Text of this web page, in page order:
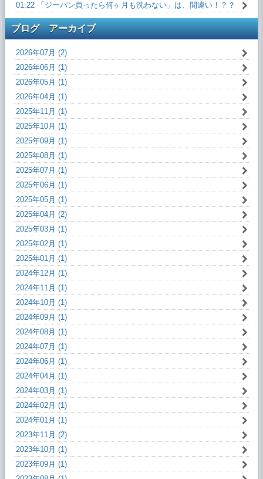
01.22 「ジーパン買ったら何ヶ月も洗わない」は、間違い！？？
ブログ アーカイブ
2026年07月 (2)
2026年06月 (1)
2026年05月 (1)
2026年04月 (1)
2025年11月 (1)
2025年10月 (1)
2025年09月 (1)
2025年08月 (1)
2025年07月 (1)
2025年06月 (1)
2025年05月 (1)
2025年04月 (2)
2025年03月 (1)
2025年02月 (1)
2025年01月 (1)
2024年12月 (1)
2024年11月 (1)
2024年10月 (1)
2024年09月 (1)
2024年08月 (1)
2024年07月 (1)
2024年06月 (1)
2024年04月 (1)
2024年03月 (1)
2024年02月 (1)
2024年01月 (1)
2023年11月 (2)
2023年10月 (1)
2023年09月 (1)